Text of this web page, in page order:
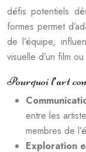
défis potentiels
formes permet
de l’équipe,
visuelle d’un film
Pourquoi l’art
entre les
membres de
Exploration